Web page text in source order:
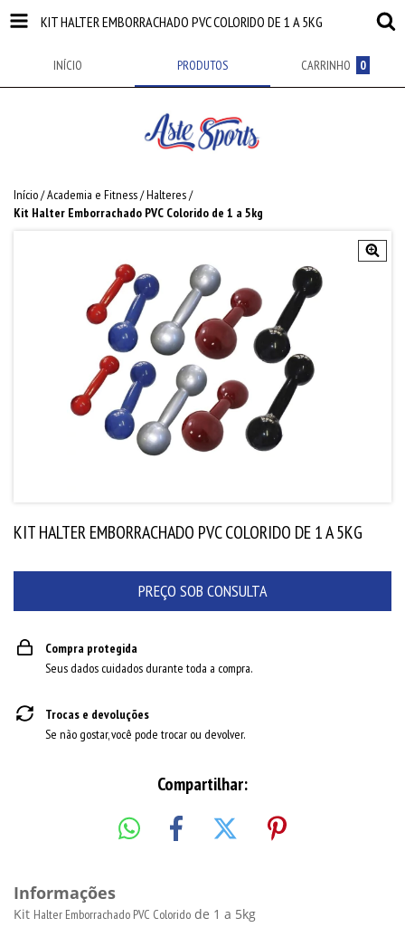
KIT HALTER EMBORRACHADO PVC COLORIDO DE 1 A 5KG
INÍCIO PRODUTOS CARRINHO 0
Início/Academia e Fitness/Halteres/
Kit Halter Emborrachado PVC Colorido de 1 a 5kg
KIT HALTER EMBORRACHADO PVC COLORIDO DE 1 A 5KG
Compra protegida
Seus dados cuidados durante toda a compra.
Trocas e devoluções
Se não gostar, você pode trocar ou devolver.
Compartilhar:
Informações
Kit Halter Emborrachado PVC Colorido de 1 a 5kg